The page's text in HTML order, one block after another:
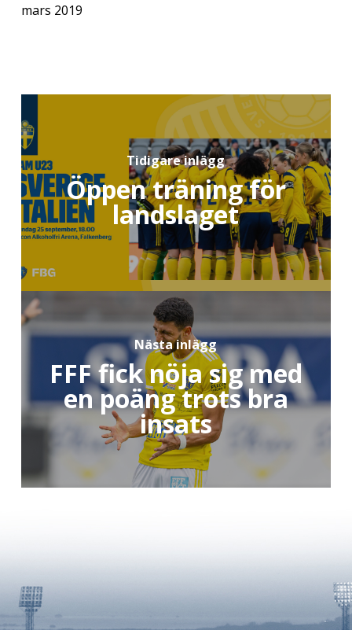
mars 2019
Tidigare inlägg
Öppen träning för
landslaget
Nästa inlägg
FFF fick nöja sig med
en poäng trots bra
insats